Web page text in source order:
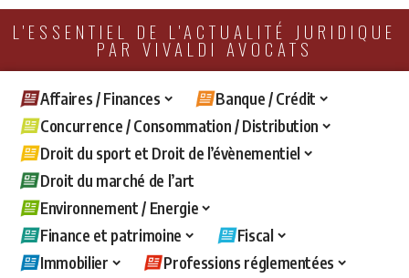
L'ESSENTIEL DE L'ACTUALITÉ JURIDIQUE
PAR VIVALDI AVOCATS
Affaires / Finances
Banque / Crédit
Concurrence / Consommation / Distribution
Droit du sport et Droit de l’évènementiel
Droit du marché de l’art
Environnement / Energie
Finance et patrimoine
Fiscal
Immobilier
Professions réglementées